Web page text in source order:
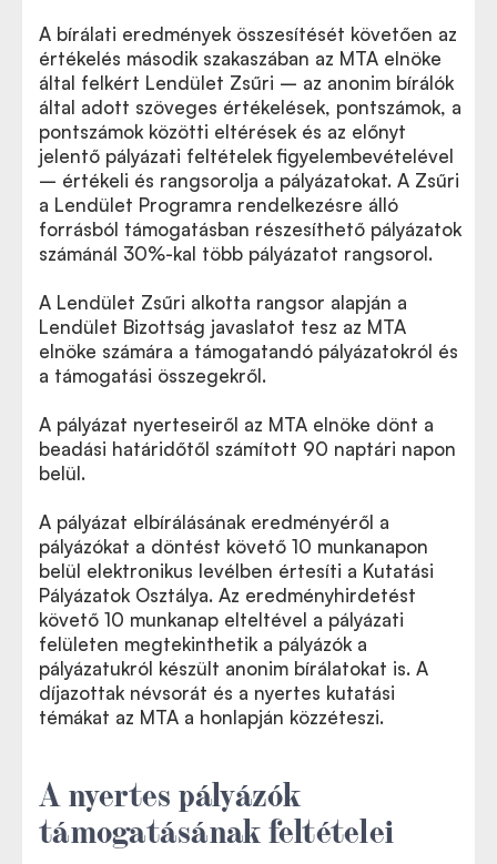
A bírálati eredmények összesítését követően az
értékelés második szakaszában az MTA elnöke
által felkért Lendület Zsűri – az anonim bírálók
által adott szöveges értékelések, pontszámok, a
pontszámok közötti eltérések és az előnyt
jelentő pályázati feltételek figyelembevételével
– értékeli és rangsorolja a pályázatokat. A Zsűri
a Lendület Programra rendelkezésre álló
forrásból támogatásban részesíthető pályázatok
számánál 30%-kal több pályázatot rangsorol.
A Lendület Zsűri alkotta rangsor alapján a
Lendület Bizottság javaslatot tesz az MTA
elnöke számára a támogatandó pályázatokról és
a támogatási összegekről.
A pályázat nyerteseiről az MTA elnöke dönt a
beadási határidőtől számított 90 naptári napon
belül.
A pályázat elbírálásának eredményéről a
pályázókat a döntést követő 10 munkanapon
belül elektronikus levélben értesíti a Kutatási
Pályázatok Osztálya. Az eredményhirdetést
követő 10 munkanap elteltével a pályázati
felületen megtekinthetik a pályázók a
pályázatukról készült anonim bírálatokat is. A
díjazottak névsorát és a nyertes kutatási
témákat az MTA a honlapján közzéteszi.
A nyertes pályázók
támogatásának feltételei